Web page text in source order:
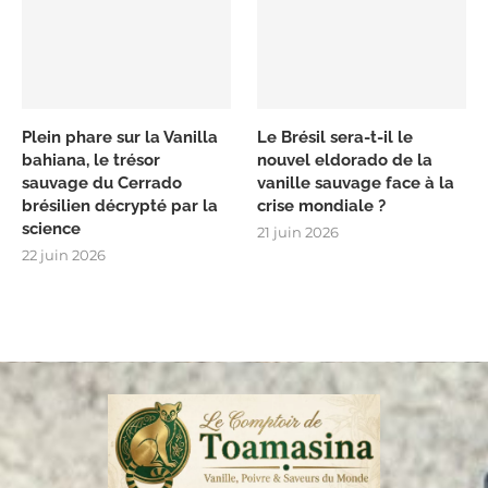
Plein phare sur la Vanilla
bahiana, le trésor
sauvage du Cerrado
brésilien décrypté par la
science
22 juin 2026
Le Brésil sera-t-il le
nouvel eldorado de la
vanille sauvage face à la
crise mondiale ?
21 juin 2026